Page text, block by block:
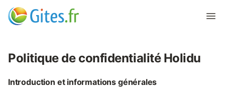
Politique de confidentialité Holidu
Introduction et informations générales